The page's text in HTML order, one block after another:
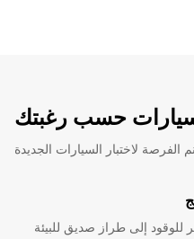
حسب رغبتك
الفرصة لاختبار السيارات الجديدة
إلى طراز صديق للبيئة